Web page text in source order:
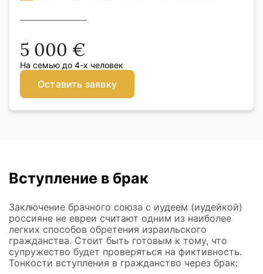
5 000 €
На семью до 4-х человек
Оставить заявку
Вступление в брак
Заключение брачного союза с иудеем (иудейкой)
россияне не евреи считают одним из наиболее
легких способов обретения израильского
гражданства. Стоит быть готовым к тому, что
супружество будет проверяться на фиктивность.
Тонкости вступления в гражданство через брак: